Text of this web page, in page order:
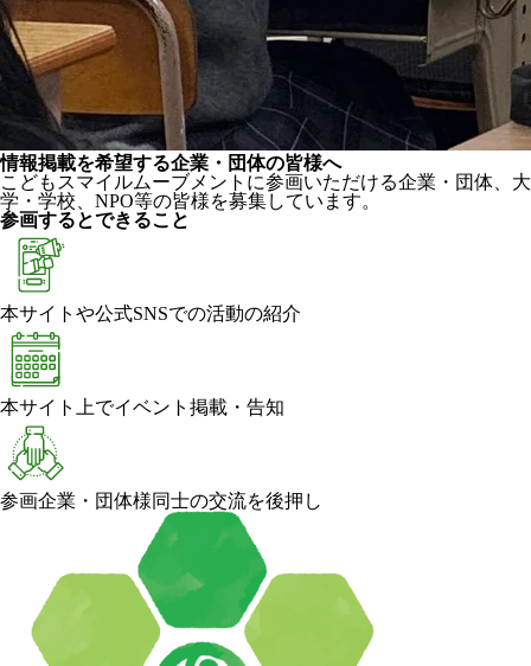
情報掲載を希望する企業・団体の皆様へ
こどもスマイルムーブメントに参画いただける企業・団体、大
学・学校、NPO等の皆様を募集しています。
参画するとできること
本サイトや公式SNSでの活動の紹介
本サイト上でイベント掲載・告知
参画企業・団体様同士の交流を後押し